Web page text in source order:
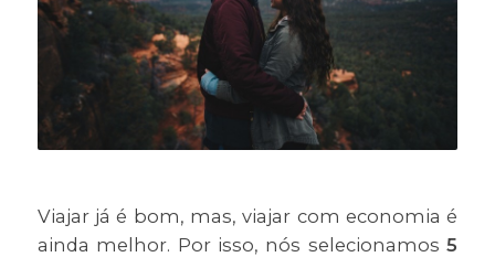
Viajar já é bom, mas, viajar com economia é
ainda melhor. Por isso, nós selecionamos5